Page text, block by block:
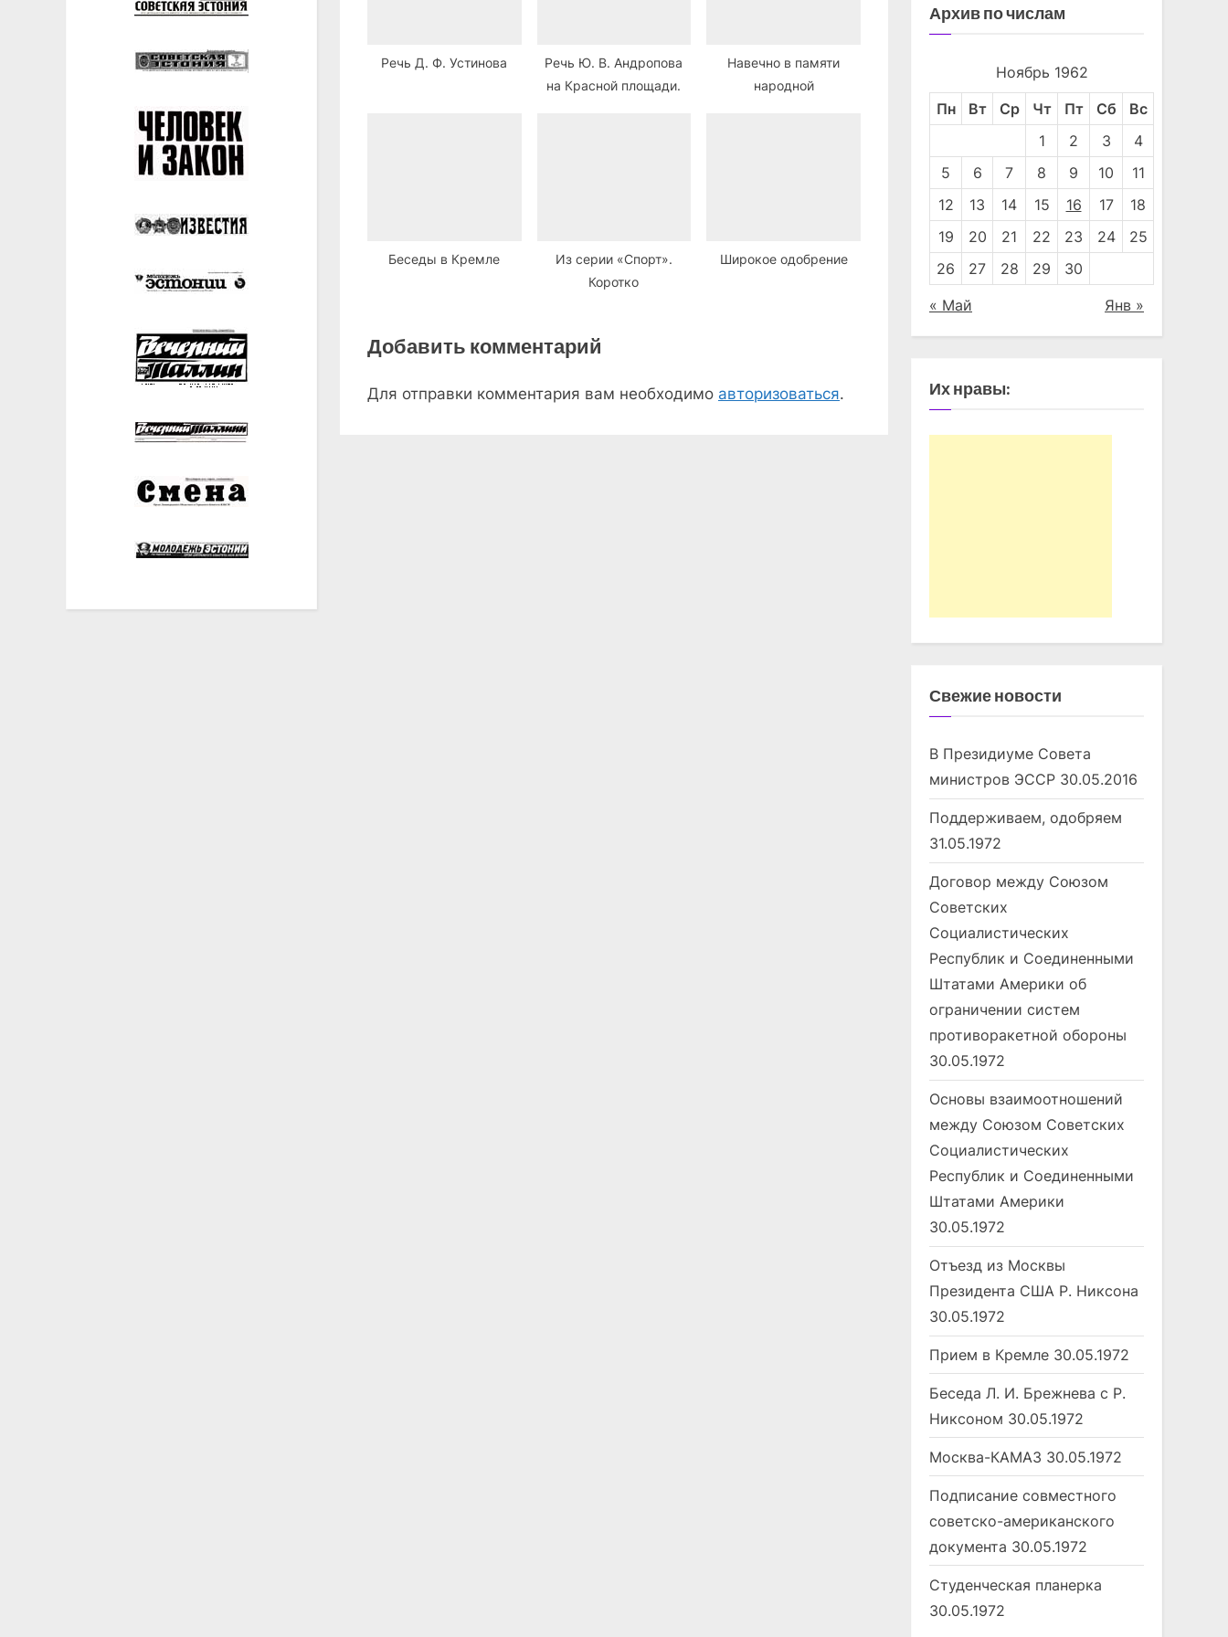
Речь Д. Ф. Устинова
Речь Ю. В. Андропова
на Красной площади.
Навечно в памяти
народной
Беседы в Кремле
Из серии «Спорт».
Коротко
Широкое одобрение
Добавить комментарий
Для отправки комментария вам необходимо авторизоваться.
Архив по числам
Ноябрь 1962
Пн Вт Ср Чт Пт Сб
Вс
1
2 3
4
5
6 7 8 9 10
11
12
13 14 15 16 17
18
19
20 21 22 23 24
25
26
27 28 29 30
« Май Янв »
Их нравы:
Свежие новости
В Президиуме Совета
министров ЭССР 30.05.2016
Поддерживаем, одобряем
31.05.1972
Договор между Союзом
Советских
Социалистических
Республик и Соединенными
Штатами Америки об
ограничении систем
противоракетной обороны
30.05.1972
Основы взаимоотношений
между Союзом Советских
Социалистических
Республик и Соединенными
Штатами Америки
30.05.1972
Отъезд из Москвы
Президента США Р. Никсона
30.05.1972
Прием в Кремле 30.05.1972
Беседа Л. И. Брежнева с Р.
Никсоном 30.05.1972
Москва-КАМАЗ 30.05.1972
Подписание совместного
советско-американского
документа 30.05.1972
Студенческая планерка
30.05.1972